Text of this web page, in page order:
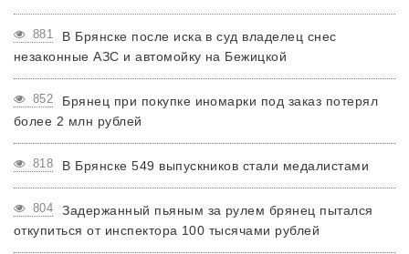
881
В Брянске после иска в суд владелец снес
незаконные АЗС и автомойку на Бежицкой
852
Брянец при покупке иномарки под заказ потерял
более 2 млн рублей
818 В Брянске 549 выпускников стали медалистами
804
Задержанный пьяным за рулем брянец пытался
откупиться от инспектора 100 тысячами рублей